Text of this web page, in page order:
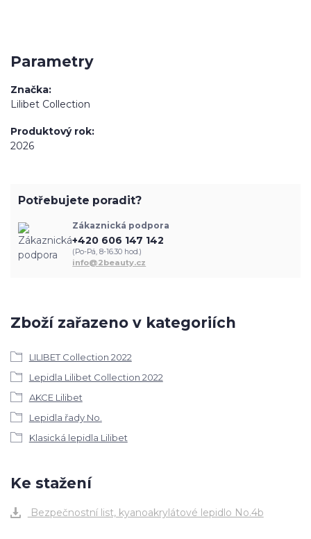
Parametry
Značka
Lilibet Collection
Produktový rok
2026
Zboží zařazeno v kategoriích
LILIBET Collection 2022
Lepidla Lilibet Collection 2022
AKCE Lilibet
Lepidla řady No.
Klasická lepidla Lilibet
Potřebujete poradit?
Zákaznická podpora
+420 606 147 142
(Po-Pá, 8-16.30 hod.)
info@2beauty.cz
Ke stažení
Bezpečnostní list, kyanoakrylátové lepidlo No.4b